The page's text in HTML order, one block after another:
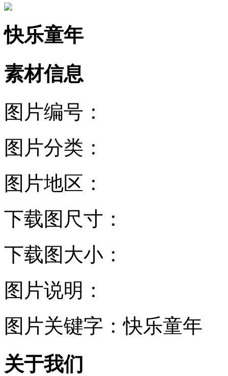
快乐童年
素材信息
图片编号：
图片分类：
图片地区：
下载图尺寸：
下载图大小：
图片说明：
图片关键字：快乐童年
关于我们